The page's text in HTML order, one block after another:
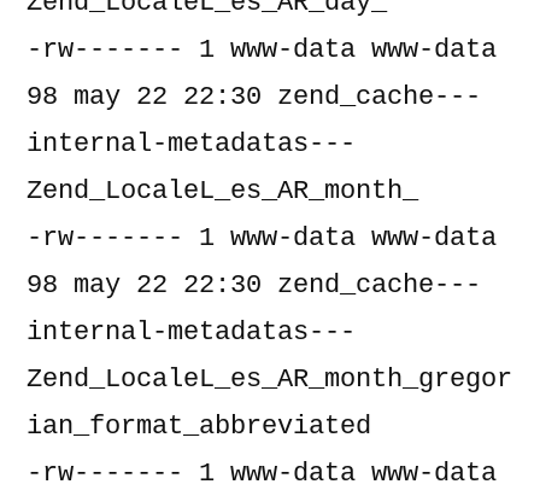
-rw------- 1 www-data www-data
98 may 22 22:30 zend_cache---
internal-metadatas---
Zend_LocaleL_es_AR_month_
-rw------- 1 www-data www-data
98 may 22 22:30 zend_cache---
internal-metadatas---
Zend_LocaleL_es_AR_month_gregor
ian_format_abbreviated
-rw------- 1 www-data www-data